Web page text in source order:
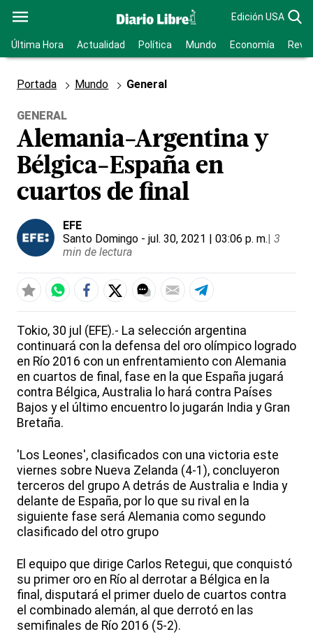
Edición USA
Última Hora Actualidad Política Mundo Economía
Portada Mundo General
GENERAL
Alemania-Argentina y
Bélgica-España en
cuartos de final
EFE
Santo Domingo - jul. 30, 2021 | 03:06 p. m.| 3
min de lectura
Tokio, 30 jul (EFE).- La selección argentina
continuará con la defensa del oro olímpico logrado
en Río 2016 con un enfrentamiento con Alemania
en cuartos de final, fase en la que España jugará
contra Bélgica, Australia lo hará contra Países
Bajos y el último encuentro lo jugarán India y Gran
Bretaña.
'Los Leones', clasificados con una victoria este
viernes sobre Nueva Zelanda (4-1), concluyeron
terceros del grupo A detrás de Australia e India y
delante de España, por lo que su rival en la
siguiente fase será Alemania como segundo
clasificado del otro grupo
El equipo que dirige Carlos Retegui, que conquistó
su primer oro en Río al derrotar a Bélgica en la
final, disputará el primer duelo de cuartos contra
el combinado alemán, al que derrotó en las
semifinales de Río 2016 (5-2).